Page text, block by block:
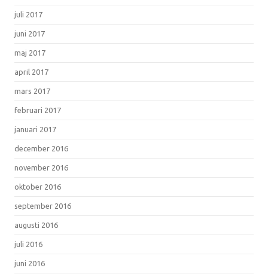
juli 2017
juni 2017
maj 2017
april 2017
mars 2017
februari 2017
januari 2017
december 2016
november 2016
oktober 2016
september 2016
augusti 2016
juli 2016
juni 2016